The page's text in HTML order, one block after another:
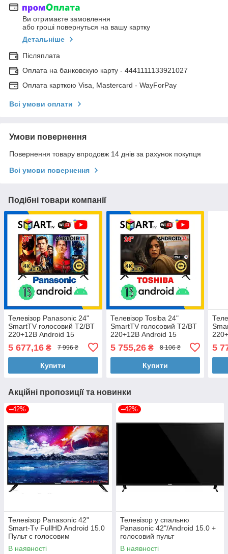
Ви отримаєте замовлення
або гроші повернуться на вашу картку
Детальніше
Післяплата
Оплата на банковскую карту - 4441111133921027
Оплата карткою Visa, Mastercard - WayForPay
Всі умови оплати
Умови повернення
Повернення товару впродовж 14 днів за рахунок покупця
Всі умови повернення
Подібні товари компанії
Телевізор Panasonic 24"
SmartTV голосовий T2/BT
220+12В Android 15
5 677,16 ₴ 7 996 ₴
Купити
Телевізор Tosiba 24"
SmartTV голосовий T2/BT
220+12В Android 15
5 755,26₴ 8 106 ₴
Купити
5
Акційні пропозиції та новинки
–42%
Телевізор Panasonic 42"
Smart-Tv FullHD Android 15.0
Пульт с голосовим
управлінням
В наявності
–42%
Телевізор у спальню
Panasonic 42"/Android 15.0 +
голосовий пульт
SmartTV/FullHD
В наявності